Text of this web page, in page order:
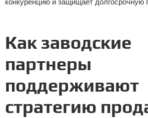
Как заводские
партнеры
поддерживают
стратегию